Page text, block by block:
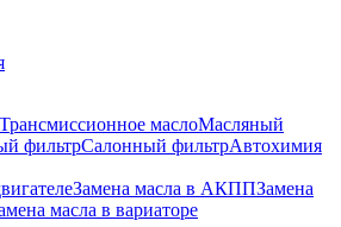
Трансмиссионное маслоМасляный
фильтрСалонный фильтрАвтохимия
Замена масла в АКППЗамена
масла в вариаторе